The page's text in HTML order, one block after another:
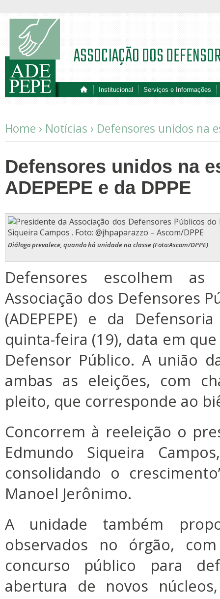
Institucional Serviços e Informações
ASSOCIAÇÃO DOS
Home › Notícias › Defensores unidos na
Defensores unidos na
ADEPEPE e da DPPE
Diálogo prevalece, quando há unidade na classe (Foto:Ascom/DPPE)
Defensores escolhem
Associação dos Defensores
(ADEPEPE) e da
quinta-feira (19), data em
Defensor Público. A união
ambas as eleições, com
pleito, que corresponde ao
Concorrem à reeleição o
Edmundo Siqueira
consolidando o
Manoel Jerônimo.
A unidade também
observados no órgão,
concurso público para
abertura de novos